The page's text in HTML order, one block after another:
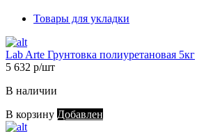
Товары для укладки
Lab Arte Грунтовка полиуретановая 5кг
5 632 р/шт
В наличии
В корзину Добавлен